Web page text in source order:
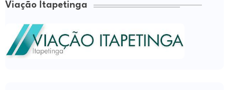
Viação Itapetinga